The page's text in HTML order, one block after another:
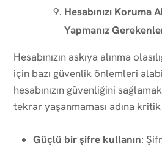
Hesabınızı Koruma
Yapmanız
Hesabınızın askıya alınma
için bazı güvenlik önlemleri
hesabınızın güvenliğini
tekrar yaşanmaması adına
Güçlü bir şifre kullanın: